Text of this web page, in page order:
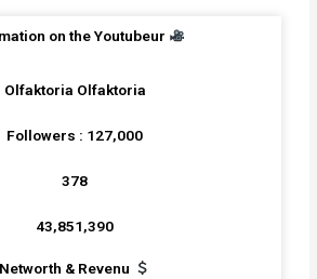
on the Youtubeur
Olfaktoria Olfaktoria
Followers : 127,000
378
43,851,390
Networth & Revenu